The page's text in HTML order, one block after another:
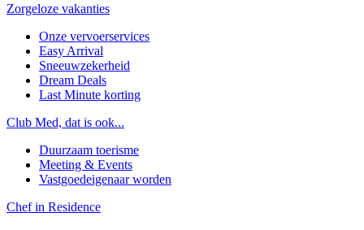
Zorgeloze vakanties
Onze vervoerservices
Easy Arrival
Sneeuwzekerheid
Dream Deals
Last Minute korting
Club Med, dat is ook...
Duurzaam toerisme
Meeting & Events
Vastgoedeigenaar worden
Chef in Residence